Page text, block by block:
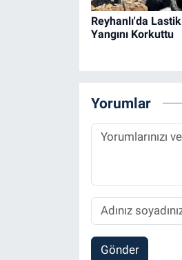
Reyhanlı'da
Yangını Korkuttu
Yorumlar
Gönder